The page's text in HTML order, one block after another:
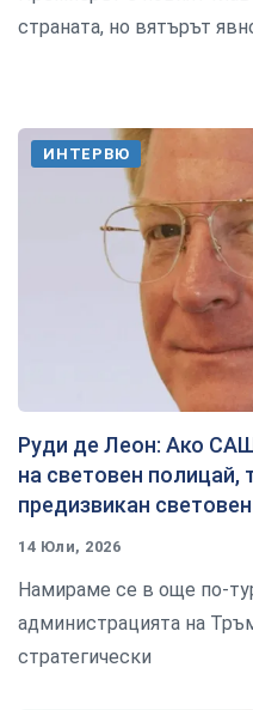
страната, но вятърът
ИНТЕРВЮ
Руди де Леон: Ако
на световен полицай,
предизвикан
14 Юли, 2026
Намираме се в още по-
администрацията на
стратегически